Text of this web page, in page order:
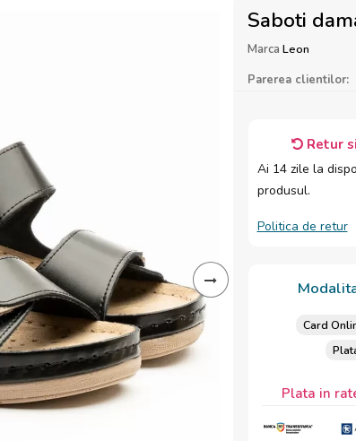
Saboti
Marca Leon
Parerea clientilor:
Retur
Ai 14 zile la
produsul.
Politica de retur
Card
Plata in